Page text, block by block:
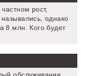
рост,
однако
8 млн. Кого будет